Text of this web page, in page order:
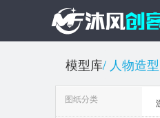
模型库 人物造型
图纸分类